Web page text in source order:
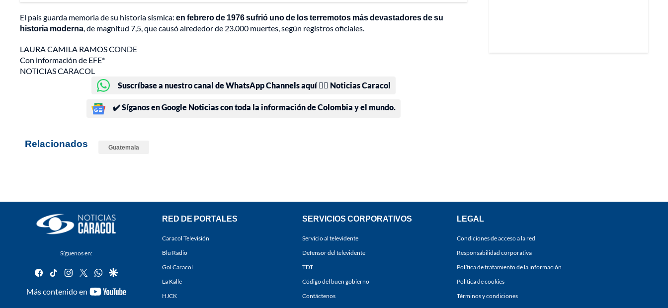
El país guarda memoria de su historia sísmica: en febrero de 1976 sufrió uno de los terremotos más devastadores de su
historia moderna, de magnitud 7,5, que causó alrededor de 23.000 muertes, según registros oficiales.
LAURA CAMILA RAMOS CONDE
Con información de EFE*
NOTICIAS CARACOL
Suscríbase a nuestro canal de WhatsApp Channels aquí 👉🏻 Noticias Caracol
✔️ Síganos en Google Noticias con toda la información de Colombia y el mundo.
Relacionados Guatemala
Síguenos en:
facebook
tiktok instagram
twitterwhatsapp
google
Más contenido en
youtube-
RED DE PORTALES
Caracol Televisión
Blu Radio
Gol Caracol
La Kalle
HJCK
SERVICIOS CORPORATIVOS
Servicio al televidente
Defensor del televidente
TDT
Código del buen gobierno
Contáctenos
LEGAL
Condiciones de acceso a la red
Responsabilidad corporativa
Política de tratamiento de la información
Política de cookies
Términos y condiciones